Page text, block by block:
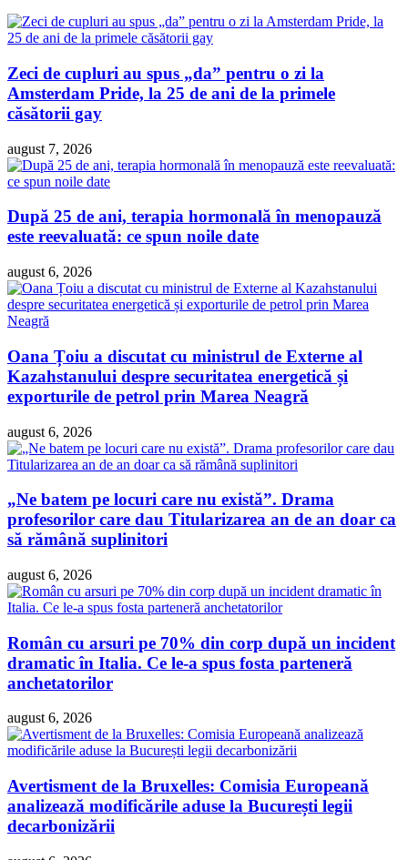
Zeci de cupluri au spus „da” pentru o zi la
Amsterdam Pride, la 25 de ani de la primele
căsătorii gay
august 7, 2026
După 25 de ani, terapia hormonală în menopauză
este reevaluată: ce spun noile date
august 6, 2026
Oana Țoiu a discutat cu ministrul de Externe al
Kazahstanului despre securitatea energetică și
exporturile de petrol prin Marea Neagră
august 6, 2026
„Ne batem pe locuri care nu există”. Drama
profesorilor care dau Titularizarea an de an doar ca
să rămână suplinitori
august 6, 2026
Român cu arsuri pe 70% din corp după un incident
dramatic în Italia. Ce le-a spus fosta parteneră
anchetatorilor
august 6, 2026
Avertisment de la Bruxelles: Comisia Europeană
analizează modificările aduse la București legii
decarbonizării